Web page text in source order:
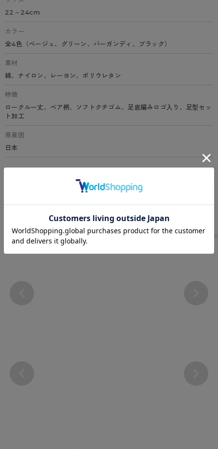
22～24cm
カラー
全4色（ベージュ、グリーン、バーガンディ、ブラック）
素材
綿、ナイロン、レーヨン、ポリウレタン
特徴
ロークルー丈、ベア柄、ソフトクチゴム、足底編みロゴ入り、足型セッ
ト加工
原産国
日本
洗濯表示について よくある質問(FAQ)
Instagram
@atsugi_official_webshop